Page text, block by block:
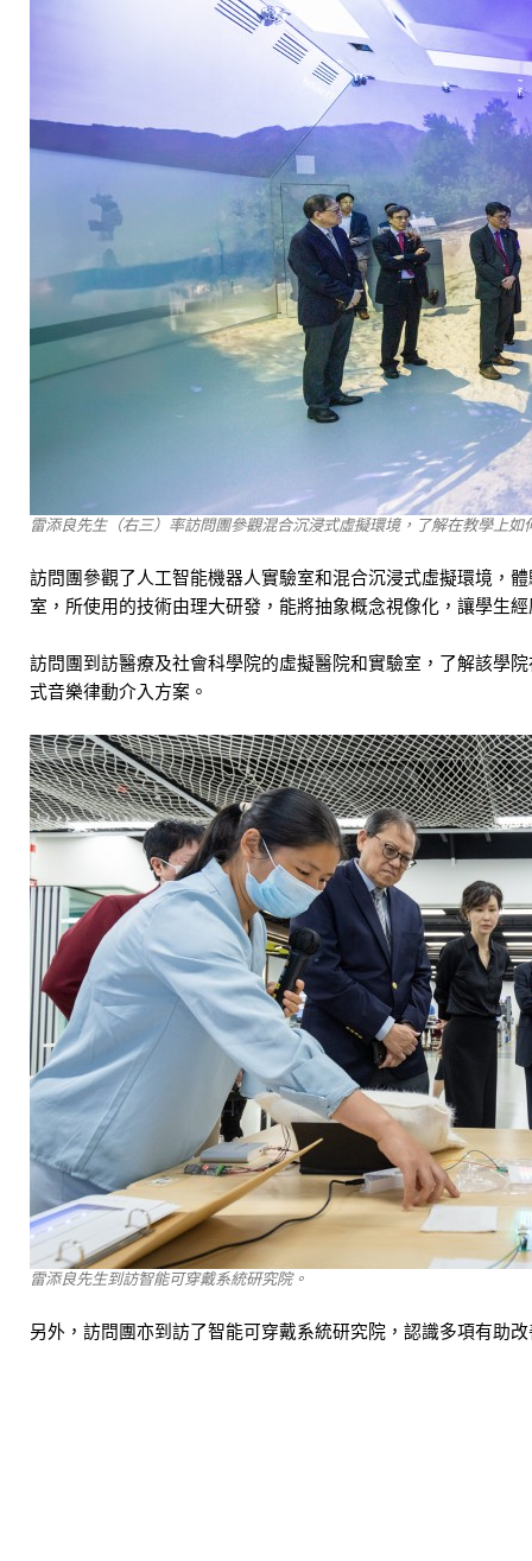
雷添良先生（右三）率訪問團參觀混合沉浸式虛擬環境，了解在教學上如
訪問團參觀了人工智能機器人實驗室和混合沉浸式虛擬環境，
室，所使用的技術由理大研發，能將抽象概念視像化，讓學生
訪問團到訪醫療及社會科學院的虛擬醫院和實驗室，了解該學
式音樂律動介入方案。
雷添良先生到訪智能可穿戴系統研究院。
另外，訪問團亦到訪了智能可穿戴系統研究院，認識多項有助